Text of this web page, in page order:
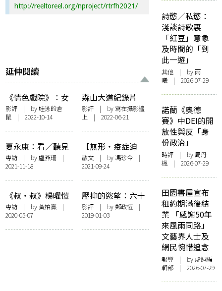
http://reeltoreel.org/nproject/rtrfh2021/
延伸閱讀
《情色戲院》：女
性跟蹤狂情欲流動
的機制
影評 | by蛙泳的倉
鼠 | 2022-10-14
森山大道紀錄片
M+上映 菅田將暉
四分鐘獨白被刪走
影評| by 寫在攝影邊
上 | 2022-06-21
夏永康：看／聽見
看／聽不見
專訪 | by盧燕珊 |
2021-11-18
【無形・疫症迫
降】疫症中的一天
散文| by 馮珍今 |
2021-09-24
《叔‧叔》楊曜愷
X《男男正傳》江
紹祺：那些秘密，
年長男同志的愛慾
專訪 | by 黃柏熹 |
2020-05-07
壓抑的慾望：六十
年代的若松孝二
影評| by 鄭政恆|
2019-01-03
詩慾／私慾：
淺談詩歌裏
「紅豆」意象
及時間的「到
此一遊」
其他 | by 雨
曦 | 2026-07-29
諾蘭《奧德
賽》中DEI的開
放性與反「身
份政治」
時評 | by周丹
楓 | 2026-07-29
田園書屋宣布
租約期滿後結
業 「感謝50年
來風雨同路」
文藝界人士及
網民惋惜追念
報導 | by 虛詞編
輯部 | 2026-07-29